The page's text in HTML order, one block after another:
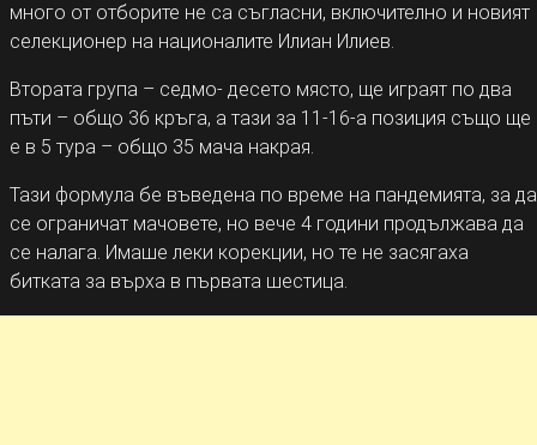
много от отборите не са съгласни, включително и новият
селекционер на националите Илиан Илиев.
Втората група – седмо- десето място, ще играят по два
пъти – общо 36 кръга, а тази за 11-16-а позиция също ще
е в 5 тура – общо 35 мача накрая.
Тази формула бе въведена по време на пандемията, за да
се ограничат мачовете, но вече 4 години продължава да
се налага. Имаше леки корекции, но те не засягаха
битката за върха в първата шестица.